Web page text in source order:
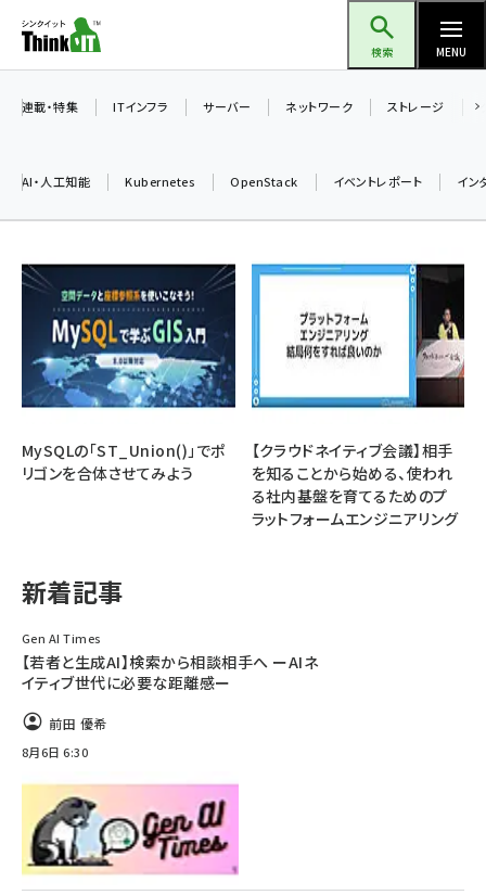
ン
ツ
検索 MENU
加藤銘のチーム貢献～仲間と築いた勝利の絆～ (2315)
iot女子会 (2281)
北海道をのんびり旅する晴山佳須夫のヒント集！ (2037)
drupal (1956)
genai (1484)
abc123 (1360)
連載・特集 ITインフラ サーバー ネットワーク ストレージ
AI・人工知能 Kubernetes OpenStack イベントレポート イン
MySQLの「ST_Union()」でポ
リゴンを合体させてみよう
【クラウドネイティブ会議】相手
を知ることから始める、使われ
る社内基盤を育てるためのプ
ラットフォームエンジニアリング
新着記事
Gen AI Times
【若者と生成AI】検索から相談相手へ ーAIネ
イティブ世代に必要な距離感ー
前田 優希
8月6日 6:30